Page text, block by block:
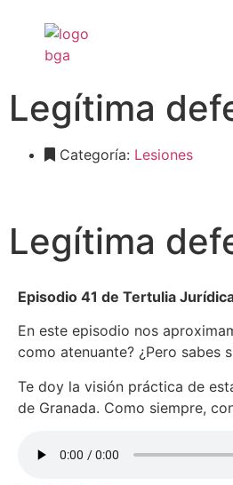
Legítima
Categoría: Lesiones
Legítima
Episodio 41 de Tertulia
En este episodio nos
como atenuante? ¿Pero sabes
Te doy la visión práctica de
de Granada. Como siempre,